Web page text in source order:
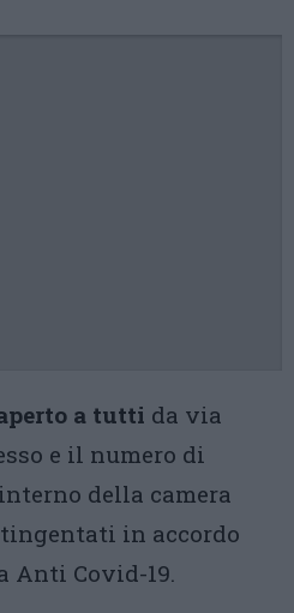
a tutti da via
e il numero di
della camera
in accordo
Anti Covid-19.